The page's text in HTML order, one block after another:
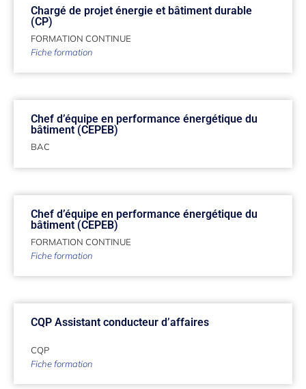
Chargé de projet énergie et bâtiment durable
(CP)
FORMATION CONTINUE
Fiche formation
Chef d’équipe en performance énergétique du
bâtiment (CEPEB)
BAC
Chef d’équipe en performance énergétique du
bâtiment (CEPEB)
FORMATION CONTINUE
Fiche formation
CQP Assistant conducteur d’affaires
CQP
Fiche formation